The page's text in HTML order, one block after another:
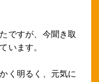
ですが、今聞き取
います。
く明るく、元気に